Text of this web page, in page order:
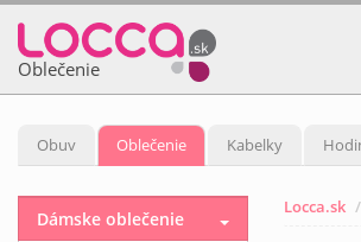
Oblečenie
Obuv Oblečenie Kabelky
Locca.sk
Dámske oblečenie